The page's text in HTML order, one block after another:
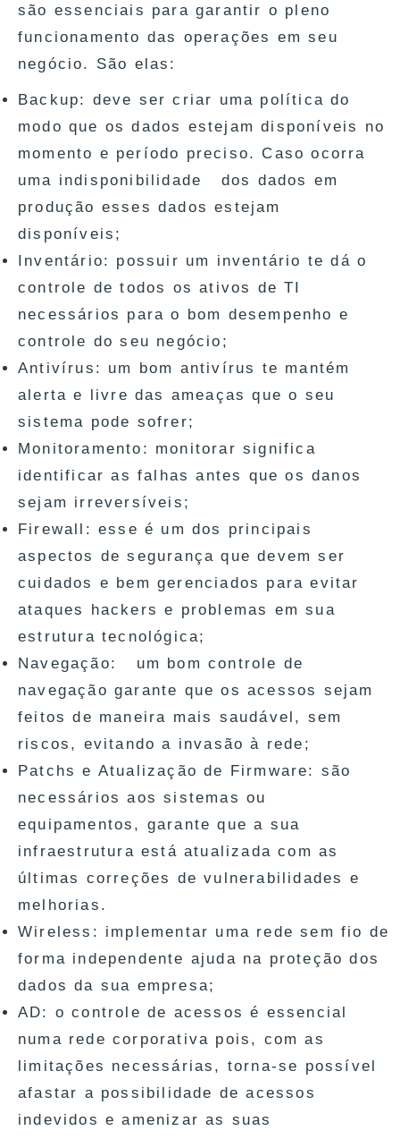
são essenciais para garantir o pleno
funcionamento das operações em seu
negócio. São elas:
Backup: deve ser criar uma política do
modo que os dados estejam disponíveis no
momento e período preciso. Caso ocorra
uma indisponibilidade dos dados em
produção esses dados estejam
disponíveis;
Inventário: possuir um inventário te dá o
controle de todos os ativos de TI
necessários para o bom desempenho e
controle do seu negócio;
Antivírus: um bom antivírus te mantém
alerta e livre das ameaças que o seu
sistema pode sofrer;
Monitoramento: monitorar significa
identificar as falhas antes que os danos
sejam irreversíveis;
Firewall: esse é um dos principais
aspectos de segurança que devem ser
cuidados e bem gerenciados para evitar
ataques hackers e problemas em sua
estrutura tecnológica;
Navegação: um bom controle de
navegação garante que os acessos sejam
feitos de maneira mais saudável, sem
riscos, evitando a invasão à rede;
Patchs e Atualização de Firmware: são
necessários aos sistemas ou
equipamentos, garante que a sua
infraestrutura está atualizada com as
últimas correções de vulnerabilidades e
melhorias.
Wireless: implementar uma rede sem fio de
forma independente ajuda na proteção dos
dados da sua empresa;
AD: o controle de acessos é essencial
numa rede corporativa pois, com as
limitações necessárias, torna-se possível
afastar a possibilidade de acessos
indevidos e amenizar as suas